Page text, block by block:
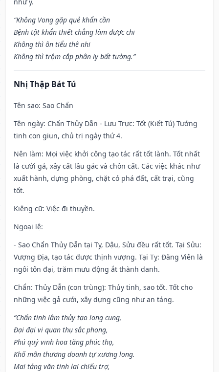
“Không Vong gặp quẻ khẩn cần
Bệnh tật khẩn thiết chẳng làm được chi
Không thì ôn tiểu thê nhi
Không thì trộm cắp phân ly bất tường.”
Nhị Thập Bát Tú
Tên sao: Sao Chẩn
Tên ngày: Chẩn Thủy Dẫn - Lưu Trực: Tốt (Kiết Tú) Tướng
tinh con giun, chủ trị ngày thứ 4.
Nên làm: Mọi việc khởi công tạo tác rất tốt lành. Tốt nhất
là cưới gả, xây cất lầu gác và chôn cất. Các việc khác như
xuất hành, dựng phòng, chặt cỏ phá đất, cất trại, cũng
tốt.
Kiêng cữ: Việc đi thuyền.
Ngoại lệ:
- Sao Chẩn Thủy Dẫn tại Tỵ, Dậu, Sửu đều rất tốt. Tại Sửu:
Vượng Địa, tạo tác được thịnh vượng. Tại Tỵ: Đăng Viên là
ngôi tôn đại, trăm mưu động ắt thành danh.
Chẩn: Thủy Dẫn (con trùng): Thủy tinh, sao tốt. Tốt cho
những việc gả cưới, xây dựng cũng như an táng.
“Chẩn tinh lâm thủy tạo long cung,
Đại đại vi quan thụ sắc phong,
Phú quý vinh hoa tăng phúc thọ,
Khố mãn thương doanh tự xương long.
Mai táng văn tinh lai chiếu trợ,